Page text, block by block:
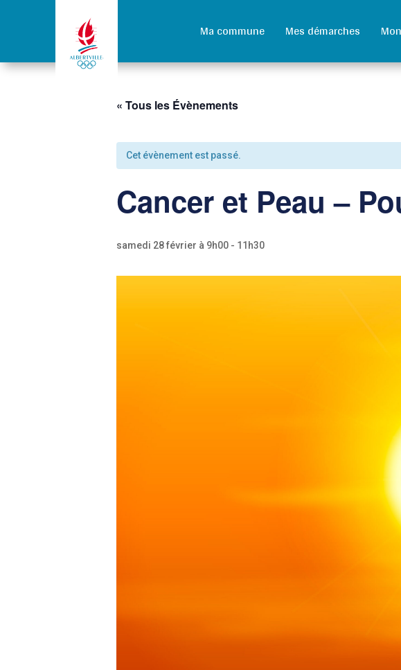
Ma commune Mes démarches
« Tous les Évènements
Cet évènement est passé.
Cancer et Peau –
samedi 28 février à 9h00 - 11h30